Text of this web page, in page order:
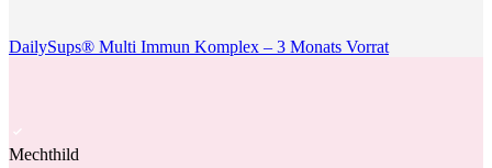
DailySups® Multi Immun Komplex – 3 Monats Vorrat
Mechthild